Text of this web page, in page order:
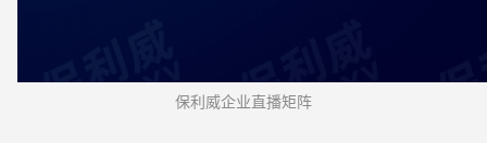
保利威企业直播矩阵